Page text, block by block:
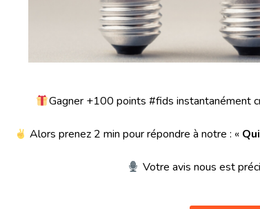
Gagner +100 points #fids instantanément
Alors prenez 2 min pour répondre à notre : «
Votre avis nous est